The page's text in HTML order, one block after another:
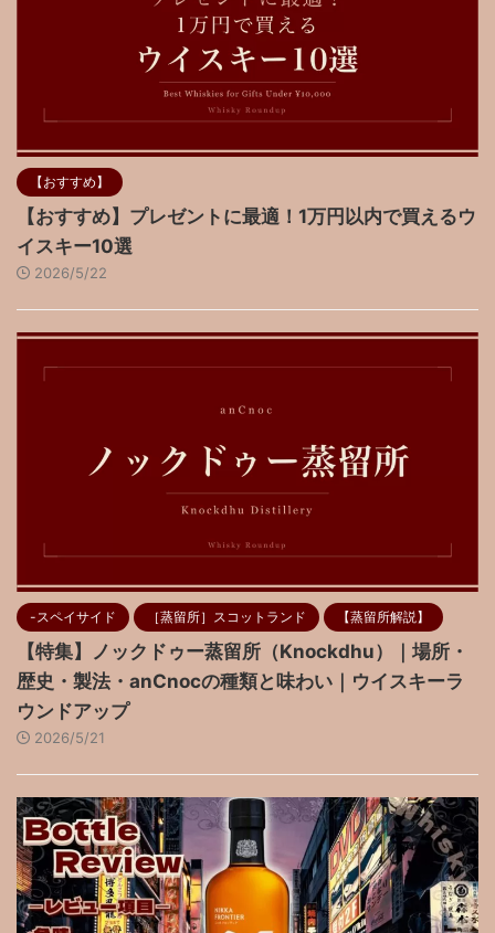
【おすすめ】
【おすすめ】プレゼントに最適！1万円以内で買えるウ
イスキー10選
2026/5/22
-スペイサイド ［蒸留所］スコットランド 【蒸留所解説】
【特集】ノックドゥー蒸留所（Knockdhu）｜場所・
歴史・製法・anCnocの種類と味わい｜ウイスキーラ
ウンドアップ
2026/5/21